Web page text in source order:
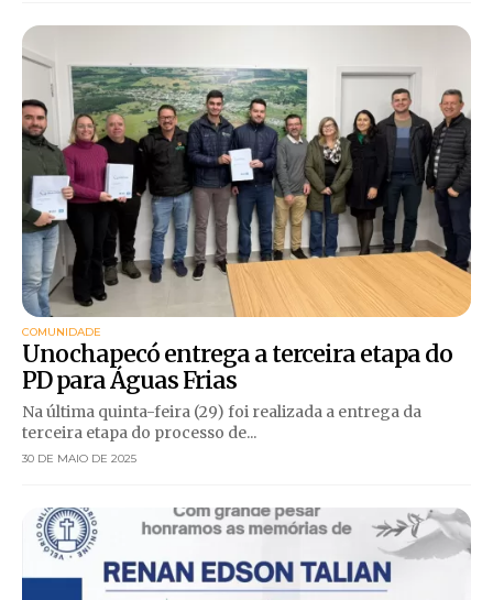
COMUNIDADE
Unochapecó entrega a terceira etapa do
PD para Águas Frias
Na última quinta-feira (29) foi realizada a entrega da
terceira etapa do processo de...
30 DE MAIO DE 2025